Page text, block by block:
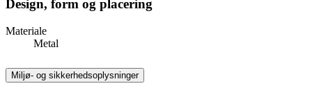
Design, form og placering
Materiale
Metal
Miljø- og sikkerhedsoplysninger